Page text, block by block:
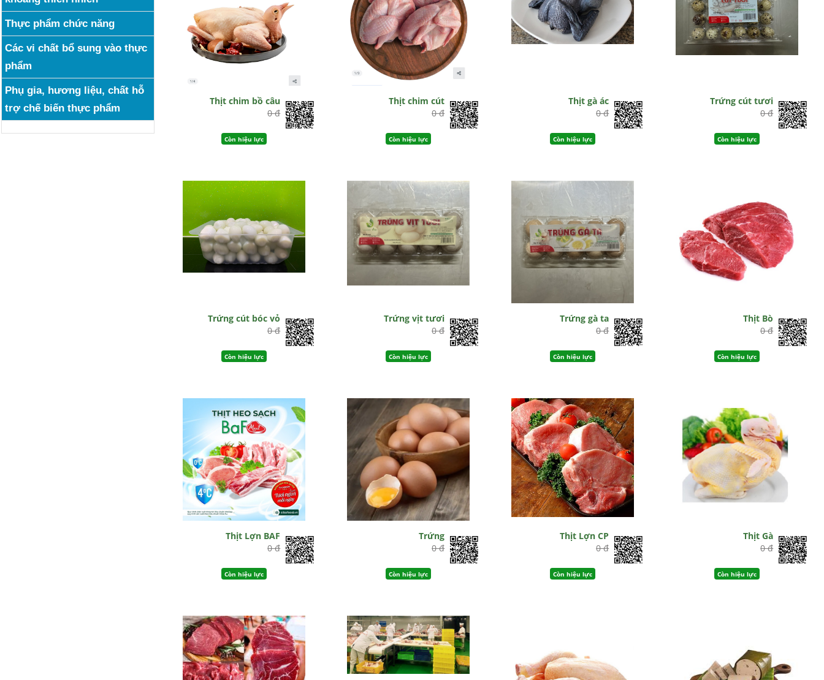
Thực phẩm chức năng
Các vi chất bổ sung vào thực
phẩm
Phụ gia, hương liệu, chất hỗ
trợ chế biến thực phẩm
Thịt chim bồ câu
0 đ
Còn hiệu lực
Thịt chim cút
0 đ
Còn hiệu lực
Thịt gà ác
0 đ
Còn hiệu lực
Trứng cút tươi
0 đ
Còn hiệu lực
Trứng cút bóc vỏ
0 đ
Còn hiệu lực
Trứng vịt tươi
0 đ
Còn hiệu lực
Trứng gà ta
0 đ
Còn hiệu lực
Thịt Bò
0 đ
Còn hiệu lực
Thịt Lợn BAF
0 đ
Còn hiệu lực
Trứng
0 đ
Còn hiệu lực
Thịt Lợn CP
0 đ
Còn hiệu lực
Thịt Gà
0 đ
Còn hiệu lực